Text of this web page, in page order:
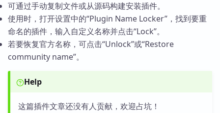
可通过手动复制文件或从源码构建安装插件。
使用时，打开设置中的“Plugin Name Locker”，找到要重
命名的插件，输入自定义名称并点击“Lock”。
若要恢复官方名称，可点击“Unlock”或“Restore
community name”。
Help
这篇插件文章还没有人贡献，欢迎占坑！